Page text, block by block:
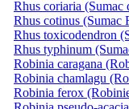
Rhus coriaria (Sumac
Rhus cotinus (Sumac
Rhus toxicodendron
Rhus typhinum
Robinia caragana
Robinia chamlagu
Robinia ferox